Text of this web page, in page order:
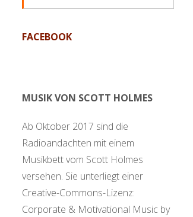
FACEBOOK
MUSIK VON SCOTT HOLMES
Ab Oktober 2017 sind die
Radioandachten mit einem
Musikbett vom Scott Holmes
versehen. Sie unterliegt einer
Creative-Commons-Lizenz:
Corporate & Motivational Music by